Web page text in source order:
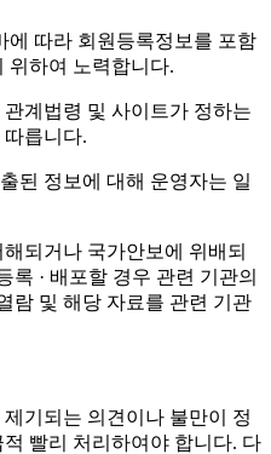
에 따라 회원등록정보를 포함
위하여 노력합니다.
계법령 및 사이트가 정하는
릅니다.
된 정보에 대해 운영자는 일
되거나 국가안보에 위배되
록 · 배포할 경우 관련 기관의
람 및 해당 자료를 관련 기관
기되는 의견이나 불만이 정
빨리 처리하여야 합니다. 다